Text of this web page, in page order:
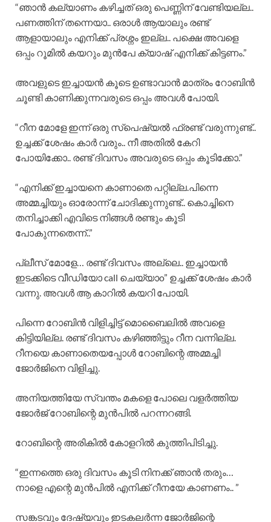
“ഞാൻ കല്യാണം കഴിച്ചത് ഒരു പെണ്ണിന് വേണ്ടിയല്ല..
പണത്തിന് തന്നെയാ.. ഒരാൾ ആയാലും രണ്ട്
ആളായാലും എനിക്ക് പ്രശ്നം ഇല്ല.. പക്ഷെ അവളെ
ഒപ്പം റൂമിൽ കയറും മുൻപേ ക്യാഷ് എനിക്ക് കിട്ടണം.”
അവളുടെ ഇച്ചായൻ കൂടെ ഉണ്ടാവാൻ മാത്രം റോബിൻ
ചൂണ്ടി കാണിക്കുന്നവരുടെ ഒപ്പം അവൾ പോയി.
“റീന മോളേ ഇന്ന് ഒരു സ്പെഷ്യൽ ഫ്രണ്ട് വരുന്നുണ്ട്..
ഉച്ചക്ക് ശേഷം കാർ വരും.. നീ അതിൽ കേറി
പോയിക്കോ.. രണ്ട് ദിവസം അവരുടെ ഒപ്പം കൂടിക്കോ.”
“എനിക്ക് ഇച്ചായനെ കാണാതെ പറ്റില്ല.പിന്നെ
അമ്മച്ചിയും ഓരോന്ന് ചോദിക്കുന്നുണ്ട്.. കൊച്ചിനെ
തനിച്ചാക്കി എവിടെ നിങ്ങൾ രണ്ടും കൂടി
പോകുന്നതെന്ന്..”
പ്ലീസ് മോളേ… രണ്ട് ദിവസം അല്ലെ.. ഇച്ചായൻ
ഇടക്കിടെ വീഡിയോ call ചെയ്യാo” ഉച്ചക്ക് ശേഷം കാർ
വന്നു. അവൾ ആ കാറിൽ കയറി പോയി.
പിന്നെ റോബിൻ വിളിച്ചിട്ട് മൊബൈലിൽ അവളെ
കിട്ടിയില്ല. രണ്ട് ദിവസം കഴിഞ്ഞിട്ടും റീന വന്നില്ല.
റീനയെ കാണാതെയപ്പോൾ റോബിന്റെ അമ്മച്ചി
ജോർജിനെ വിളിച്ചു.
അനിയത്തിയേ സ്വന്തം മകളെ പോലെ വളർത്തിയ
ജോർജ് റോബിന്റെ മുൻപിൽ പറന്നറങ്ങി.
റോബിന്റെ അരികിൽ കോളറിൽ കുത്തിപിടിച്ചു.
“ഇന്നത്തെ ഒരു ദിവസം കൂടി നിനക്ക് ഞാൻ തരും…
നാളെ എന്റെ മുൻപിൽ എനിക്ക് റീനയേ കാണണം.. ”
സങ്കടവും ദേഷ്യവും ഇടകലർന്ന ജോർജിന്റെ